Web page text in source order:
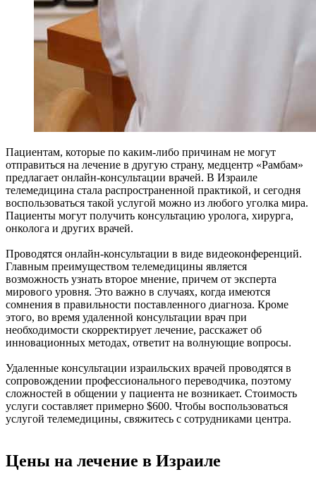
Пациентам, которые по каким-либо причинам не могут
отправиться на лечение в другую страну, медцентр «Рамбам»
предлагает онлайн-консультации врачей. В Израиле
телемедицина стала распространенной практикой, и сегодня
воспользоваться такой услугой можно из любого уголка мира.
Пациенты могут получить консультацию уролога, хирурга,
онколога и других врачей.
Проводятся онлайн-консультации в виде видеоконференций.
Главным преимуществом телемедицины является
возможность узнать второе мнение, причем от эксперта
мирового уровня. Это важно в случаях, когда имеются
сомнения в правильности поставленного диагноза. Кроме
этого, во время удаленной консультации врач при
необходимости скорректирует лечение, расскажет об
инновационных методах, ответит на волнующие вопросы.
Удаленные консультации израильских врачей проводятся в
сопровождении профессионального переводчика, поэтому
сложностей в общении у пациента не возникает. Стоимость
услуги составляет примерно $600. Чтобы воспользоваться
услугой телемедицины, свяжитесь с сотрудниками центра.
Цены на лечение в Израиле